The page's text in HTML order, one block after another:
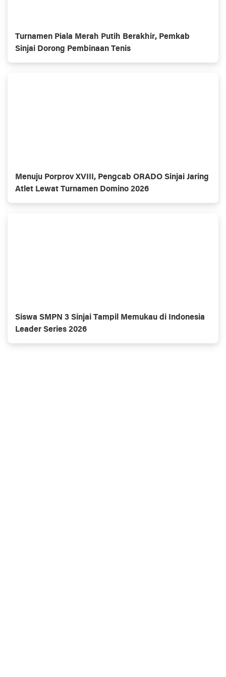
Turnamen Piala Merah Putih Berakhir, Pemkab
Sinjai Dorong Pembinaan Tenis
Menuju Porprov XVIII, Pengcab ORADO Sinjai Jaring
Atlet Lewat Turnamen Domino 2026
Siswa SMPN 3 Sinjai Tampil Memukau di Indonesia
Leader Series 2026